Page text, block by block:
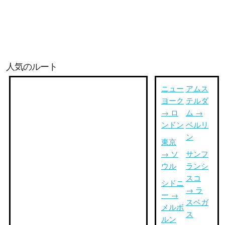
人気のルート
ニュー
ヨーク
→ ロ
ンドン
東京
→ ソ
ウル
シドニ
ー →
メルボ
ルン
アムス
テルダ
ム →
ベルリ
ン
サンフ
ランシ
スコ
→ ラ
スベガ
ス